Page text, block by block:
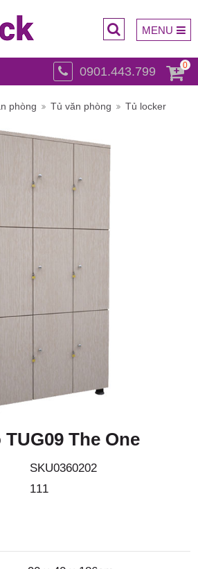
0901.443.799 0
MENU
sở
ấp
Lân,
phòng Tủ văn phòng Tủ locker
The One
SKU0360202
111